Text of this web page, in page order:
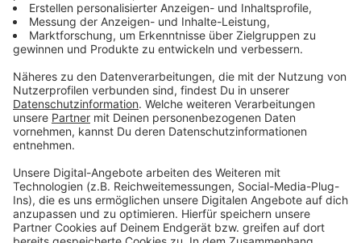
Anzeige
Weitere Informationen und Links zum
Thema:
Anzeige
Meldung der Stadt Düsseldorf
Termine für's Stadtradeln in Düsseldorf stehen fest
Düsselbike „Lumpi" fährt durch unsere Stadt